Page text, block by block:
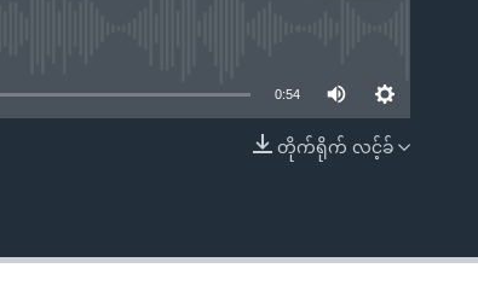
EMBED
0:54
တိုက်ရိုက် လင့်ခ်